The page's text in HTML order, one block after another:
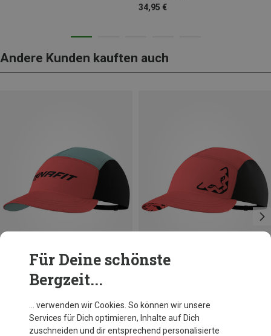
34,95 €
Andere Kunden kauften auch
Traverse Cap
ONE SIZE
Dynafit
Alpine Cap
34,95 €
Für Deine schönste
Bergzeit...
… verwenden wir Cookies. So können wir unsere
Services für Dich optimieren, Inhalte auf Dich
zuschneiden und dir entsprechend personalisierte